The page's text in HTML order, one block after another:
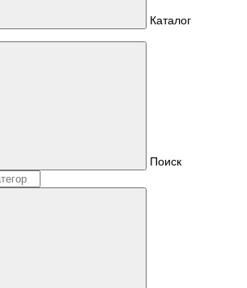
Каталог
Поиск